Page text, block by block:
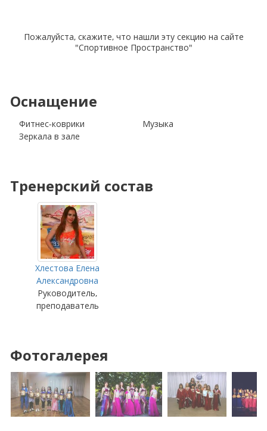
Пожалуйста, скажите, что нашли эту секцию на сайте
"Спортивное Пространство"
Оснащение
Фитнес-коврики
Музыка
Зеркала в зале
Тренерский состав
Хлестова Елена
Александровна
Руководитель,
преподаватель
Фотогалерея